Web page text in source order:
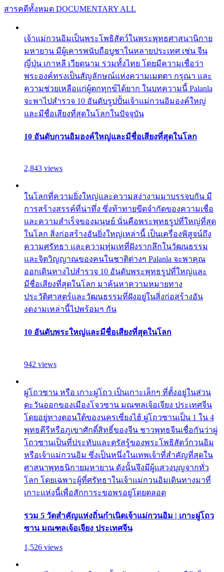
สารคดีทั้งหมด DOCUMENTARY ALL
เจ้าแม่กวนอิมเป็นพระโพธิสัตว์ในพระพุทธศาสนานิกาย
มหายาน มีผู้เคารพนับถือบูชาในหลายประเทศ เช่น จีน
ญี่ปุ่น เกาหลี เวียดนาม รวมทั้งไทย โดยมีความเชื่อว่า
พระองค์ทรงเป็นสัญลักษณ์แห่งความเมตตา กรุณา และ
ความช่วยเหลือแก่ผู้ตกทุกข์ได้ยาก ในบทความนี้ Palanla
จะพาไปสำรวจ 10 อันดับรูปปั้นเจ้าแม่กวนอิมองค์ใหญ่
และมีชื่อเสียงที่สุดในโลกในปัจจุบัน
10 อันดับกวนอิมองค์ใหญ่และมีชื่อเสียงที่สุดในโลก
2,843 views
ในโลกที่ความยิ่งใหญ่และความสง่างามมาบรรจบกัน มี
การสร้างสรรค์ที่น่าทึ่ง ซึ่งท้าทายขีดจำกัดของความเชื่อ
และความสำเร็จของมนุษย์ นั่นคือพระพุทธรูปที่ใหญ่ที่สุด
ในโลก สิ่งก่อสร้างอันยิ่งใหญ่เหล่านี้ เป็นเครื่องพิสูจน์ถึง
ความศรัทธา และความทุ่มเทที่ฝังรากลึกในวัฒนธรรม
และจิตวิญญาณของคนในชาติต่างๆ Palanla จะพาคุณ
ออกเดินทางไปสำรวจ 10 อันดับพระพุทธรูปที่ใหญ่และ
มีชื่อเสียงที่สุดในโลก มาค้นหาความหมายทาง
ประวัติศาสตร์และวัฒนธรรมที่ฝังอยู่ในสิ่งก่อสร้างอัน
งดงามเหล่านี้ไปพร้อมๆ กัน
10 อันดับพระใหญ่และมีชื่อเสียงที่สุดในโลก
942 views
ผู่โถวซาน หรือ เกาะผู่โถว เป็นเกาะเล็กๆ ที่ตั้งอยู่ในส่วน
ตะวันออกของเมืองโจวซาน มณฑลเจ้อเจียง ประเทศจีน
โดยอยู่ทางตอนใต้ของนครเซี่ยงไฮ้ ผู่โถวซานเป็น 1 ใน 4
พุทธคีรีหรือภูเขาศักดิ์สิทธิ์ของจีน ชาวพุทธจีนเชื่อกันว่าผู่
โถวซานเป็นที่ประทับและตรัสรู้ของพระโพธิสัตว์กวนอิม
หรือเจ้าแม่กวนอิม ซึ่งเป็นหนึ่งในเทพเจ้าที่สำคัญที่สุดใน
ศาสนาพุทธนิกายมหายาน ดังนั้นจึงมีผู้แสวงบุญจากทั่ว
โลก โดยเฉพาะผู้ที่ศรัทธาในเจ้าแม่กวนอิมเดินทางมาที่
เกาะแห่งนี้เพื่อสักการะขอพรอยู่โดยตลอด
รวม 5 วัดสำคัญแห่งถิ่นกำเนิดเจ้าแม่กวนอิม | เกาะผู่โถว
ซาน มณฑลเจ้อเจียง ประเทศจีน
1,526 views